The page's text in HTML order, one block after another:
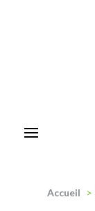
Accueil >